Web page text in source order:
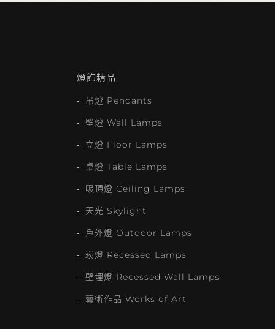
燈飾精品
吊燈 Pendants
壁燈 Wall Lamps
立燈 Floor Lamps
桌燈 Table Lamps
吸頂燈 Ceiling Lamps
天光 Skylight
戶外燈 Outdoor Lamps
崁燈 Recessed Lamps
壁埋燈 Recessed Wall Lamps
藝術作品 Works of Art